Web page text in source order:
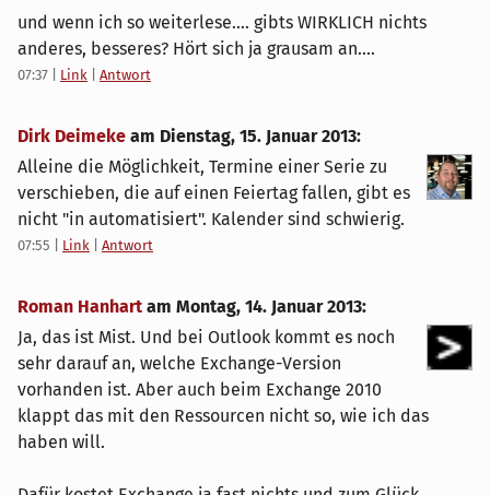
und wenn ich so weiterlese.... gibts WIRKLICH nichts
anderes, besseres? Hört sich ja grausam an....
07:37 Link Antwort
Dirk Deimeke am Dienstag, 15. Januar 2013:
Alleine die Möglichkeit, Termine einer Serie zu
verschieben, die auf einen Feiertag fallen, gibt es
nicht "in automatisiert". Kalender sind schwierig.
07:55 Link Antwort
Roman Hanhart am Montag, 14. Januar 2013:
Ja, das ist Mist. Und bei Outlook kommt es noch
sehr darauf an, welche Exchange-Version
vorhanden ist. Aber auch beim Exchange 2010
klappt das mit den Ressourcen nicht so, wie ich das
haben will.